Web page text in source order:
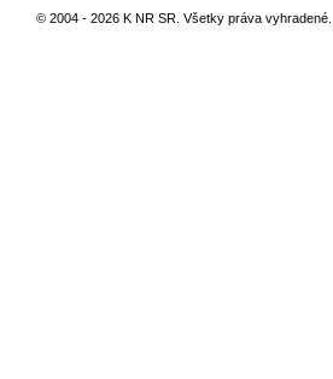
© 2004 - 2026 K NR SR. Všetky práva vyhradené.